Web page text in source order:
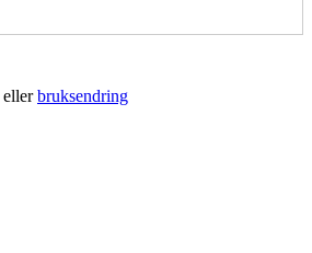
ellerbruksendring